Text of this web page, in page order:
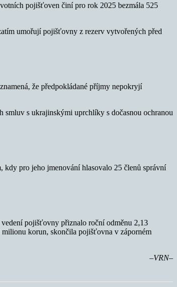
pojišťoven činí pro rok 2025 bezmála 525
umořují pojišťovny z rezerv vytvořených před
že předpokládané příjmy nepokryjí
s ukrajinskými uprchlíky s dočasnou ochranou
pro jeho jmenování hlasovalo 25 členů správní
pojišťovny přiznalo roční odměnu 2,13
korun, skončila pojišťovna v záporném
–VRN–